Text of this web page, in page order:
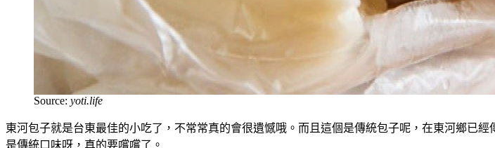
Source: yoti.life
東河包子就是台東最佳的小吃了，不常常真的會很遺憾哦。而且這個是傳統包子呢，在東河鄉已
是傳統口味呀，真的要嚐嚐了。